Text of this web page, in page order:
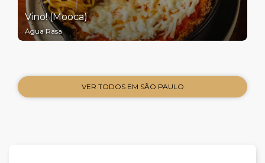
Vino! (Mooca)
Água Rasa
VER TODOS EM SÃO PAULO